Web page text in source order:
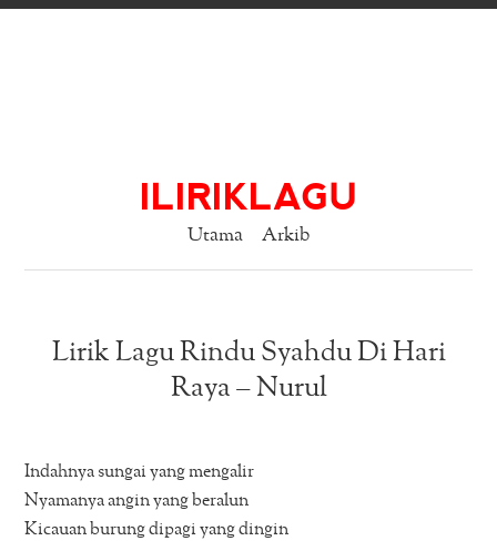
ILIRIKLAGU
Utama Arkib
Lirik Lagu Rindu Syahdu Di Hari
Raya – Nurul
Indahnya sungai yang mengalir
Nyamanya angin yang beralun
Kicauan burung dipagi yang dingin